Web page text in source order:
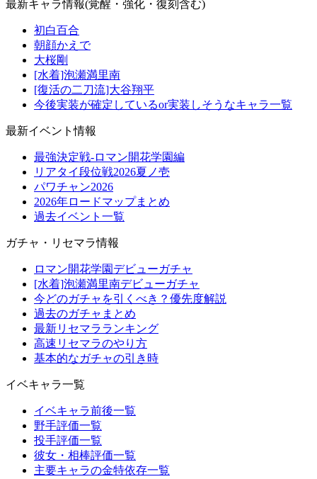
最新キャラ情報(覚醒・強化・復刻含む)
初白百合
朝顔かえで
大桜剛
[水着]泡瀬満里南
[復活の二刀流]大谷翔平
今後実装が確定しているor実装しそうなキャラ一覧
最新イベント情報
最強決定戦-ロマン開花学園編
リアタイ段位戦2026夏ノ壱
パワチャン2026
2026年ロードマップまとめ
過去イベント一覧
ガチャ・リセマラ情報
ロマン開花学園デビューガチャ
[水着]泡瀬満里南デビューガチャ
今どのガチャを引くべき？優先度解説
過去のガチャまとめ
最新リセマラランキング
高速リセマラのやり方
基本的なガチャの引き時
イベキャラ一覧
イベキャラ前後一覧
野手評価一覧
投手評価一覧
彼女・相棒評価一覧
主要キャラの金特依存一覧